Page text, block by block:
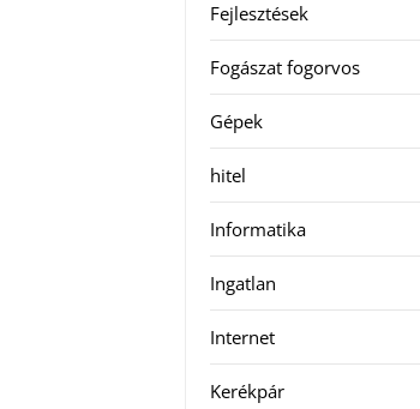
Fejlesztések
Fogászat fogorvos
Gépek
hitel
Informatika
Ingatlan
Internet
Kerékpár